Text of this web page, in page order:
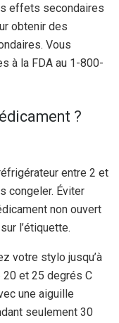
effets secondaires
obtenir des
Vous
à la FDA au 1-800-
?
entre 2 et
congeler. Éviter
non ouvert
l’étiquette.
votre stylo jusqu’à
20 et 25 degrés C
une aiguille
seulement 30